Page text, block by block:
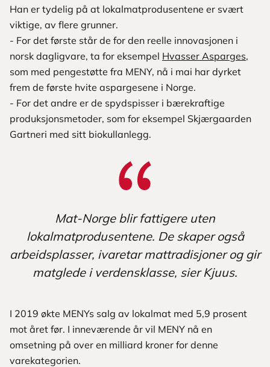
Han er tydelig på at lokalmatprodusentene er svært
viktige, av flere grunner.
- For det første står de for den reelle innovasjonen i
norsk dagligvare, ta for eksempel Hvasser Asparges,
som med pengestøtte fra MENY, nå i mai har dyrket
frem de første hvite aspargesene i Norge.
- For det andre er de spydspisser i bærekraftige
produksjonsmetoder, som for eksempel Skjærgaarden
Gartneri med sitt biokullanlegg.
Mat-Norge blir fattigere uten
lokalmatprodusentene. De skaper også
arbeidsplasser, ivaretar mattradisjoner og gir
matglede i verdensklasse, sier Kjuus.
I 2019 økte MENYs salg av lokalmat med 5,9 prosent
mot året før. I inneværende år vil MENY nå en
omsetning på over en milliard kroner for denne
varekategorien.